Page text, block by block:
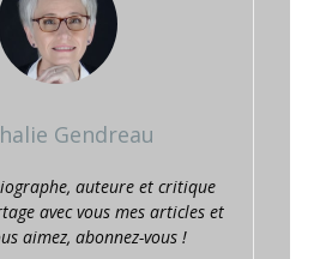
Gendreau
auteure et critique
avec vous mes articles et
aimez, abonnez-vous !